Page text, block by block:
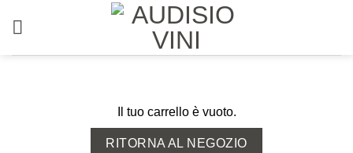
Il tuo carrello è vuoto.
RITORNA AL NEGOZIO